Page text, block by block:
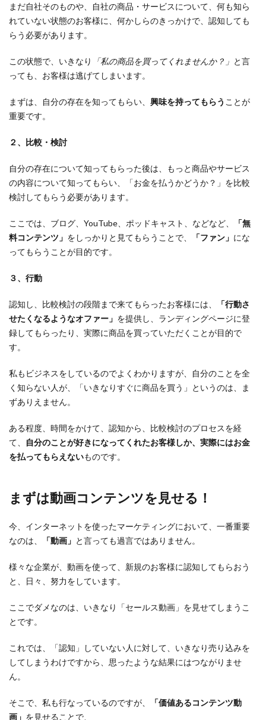
まだ自社そのものや、自社の商品・サービスについて、何も知ら
れていない状態のお客様に、何かしらのきっかけで、認知しても
らう必要があります。
この状態で、いきなり 「私の商品を買ってくれませんか？」 と言
っても、お客様は逃げてしまいます。
まずは、自分の存在を知ってもらい、 興味を持ってもらう ことが
重要です。
２、比較・検討
自分の存在について知ってもらった後は、もっと商品やサービス
の内容について知ってもらい、「お金を払うかどうか？」を比較
検討してもらう必要があります。
ここでは、ブログ、YouTube、ポッドキャスト、などなど、
「無
料コンテンツ」 をしっかりと見てもらうことで、 「ファン」 にな
ってもらうことが目的です。
３、行動
認知し、比較検討の段階まで来てもらったお客様には、
「行動さ
せたくなるようなオファー」 を提供し、ランディングページに登
録してもらったり、実際に商品を買っていただくことが目的で
す。
私もビジネスをしているのでよくわかりますが、自分のことを全
く知らない人が、「いきなりすぐに商品を買う」というのは、ま
ずありえません。
ある程度、時間をかけて、認知から、比較検討のプロセスを経
て、
自分のことが好きになってくれたお客様しか、実際にはお金
を払ってもらえないものです。
まずは動画コンテンツを見せる！
今、インターネットを使ったマーケティングにおいて、一番重要
なのは、
「動画」 と言っても過言ではありません。
様々な企業が、動画を使って、新規のお客様に認知してもらおう
と、日々、努力をしています。
ここでダメなのは、いきなり「セールス動画」を見せてしまうこ
とです。
これでは、「認知」していない人に対して、いきなり売り込みを
してしまうわけですから、思ったような結果にはつながりませ
ん。
そこで、私も行なっているのですが、
「価値あるコンテンツ動
画」 を見せることで、